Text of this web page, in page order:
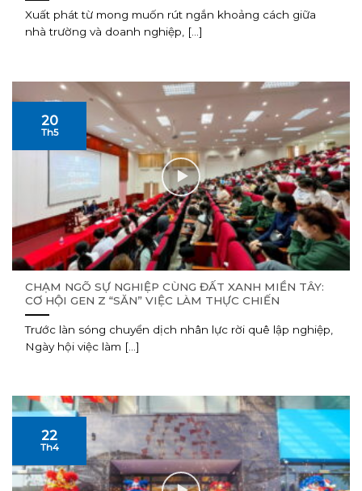
Xuất phát từ mong muốn rút ngắn khoảng cách giữa
nhà trường và doanh nghiệp, [...]
CHẠM NGÕ SỰ NGHIỆP CÙNG ĐẤT XANH MIỀN TÂY:
CƠ HỘI GEN Z “SĂN” VIỆC LÀM THỰC CHIẾN
Trước làn sóng chuyển dịch nhân lực rời quê lập nghiệp,
Ngày hội việc làm [...]
20
Th5
22
Th4